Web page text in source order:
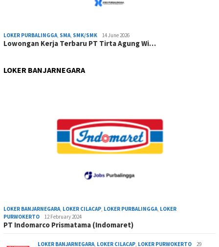
LOKER PURBALINGGA, SMA, SMK/SMK 14 June 2026
Lowongan Kerja Terbaru PT Tirta Agung Wi…
LOKER BANJARNEGARA
LOKER BANJARNEGARA LOKER CILACAP LOKER PURBALINGGA LOKER
PURWOKERTO
12 February 2024
PT Indomarco Prismatama (Indomaret)
LOKER BANJARNEGARA LOKER CILACAP LOKER PURWOKERTO
29